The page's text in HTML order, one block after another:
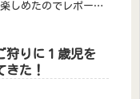
しめたのでレポート
狩りに１歳児を
きた！